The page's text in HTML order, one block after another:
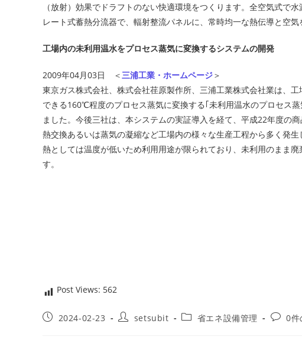
（放射）効果でドラフトのない快適環境をつくります。全空気式で
レート式蓄熱分流器で、輻射整流パネルに、常時均一な熱伝導と空
工場内の未利用温水をプロセス蒸気に変換するシステムの開発
2009年04月03日 ＜ 三浦工業・ホームページ＞
東京ガス株式会社、株式会社荏原製作所、三浦工業株式会社業は、
できる160℃程度のプロセス蒸気に変換する｢未利用温水のプロセス
ました。今後三社は、本システムの実証導入を経て、平成22年度
熱交換あるいは蒸気の凝縮など工場内の様々な生産工程から多く発
熱としては温度が低いため利用用途が限られており、未利用のまま
す。
Post Views: 562
投
2024-02-23
投
setsubit
投
省エネ設備管理
投
0件